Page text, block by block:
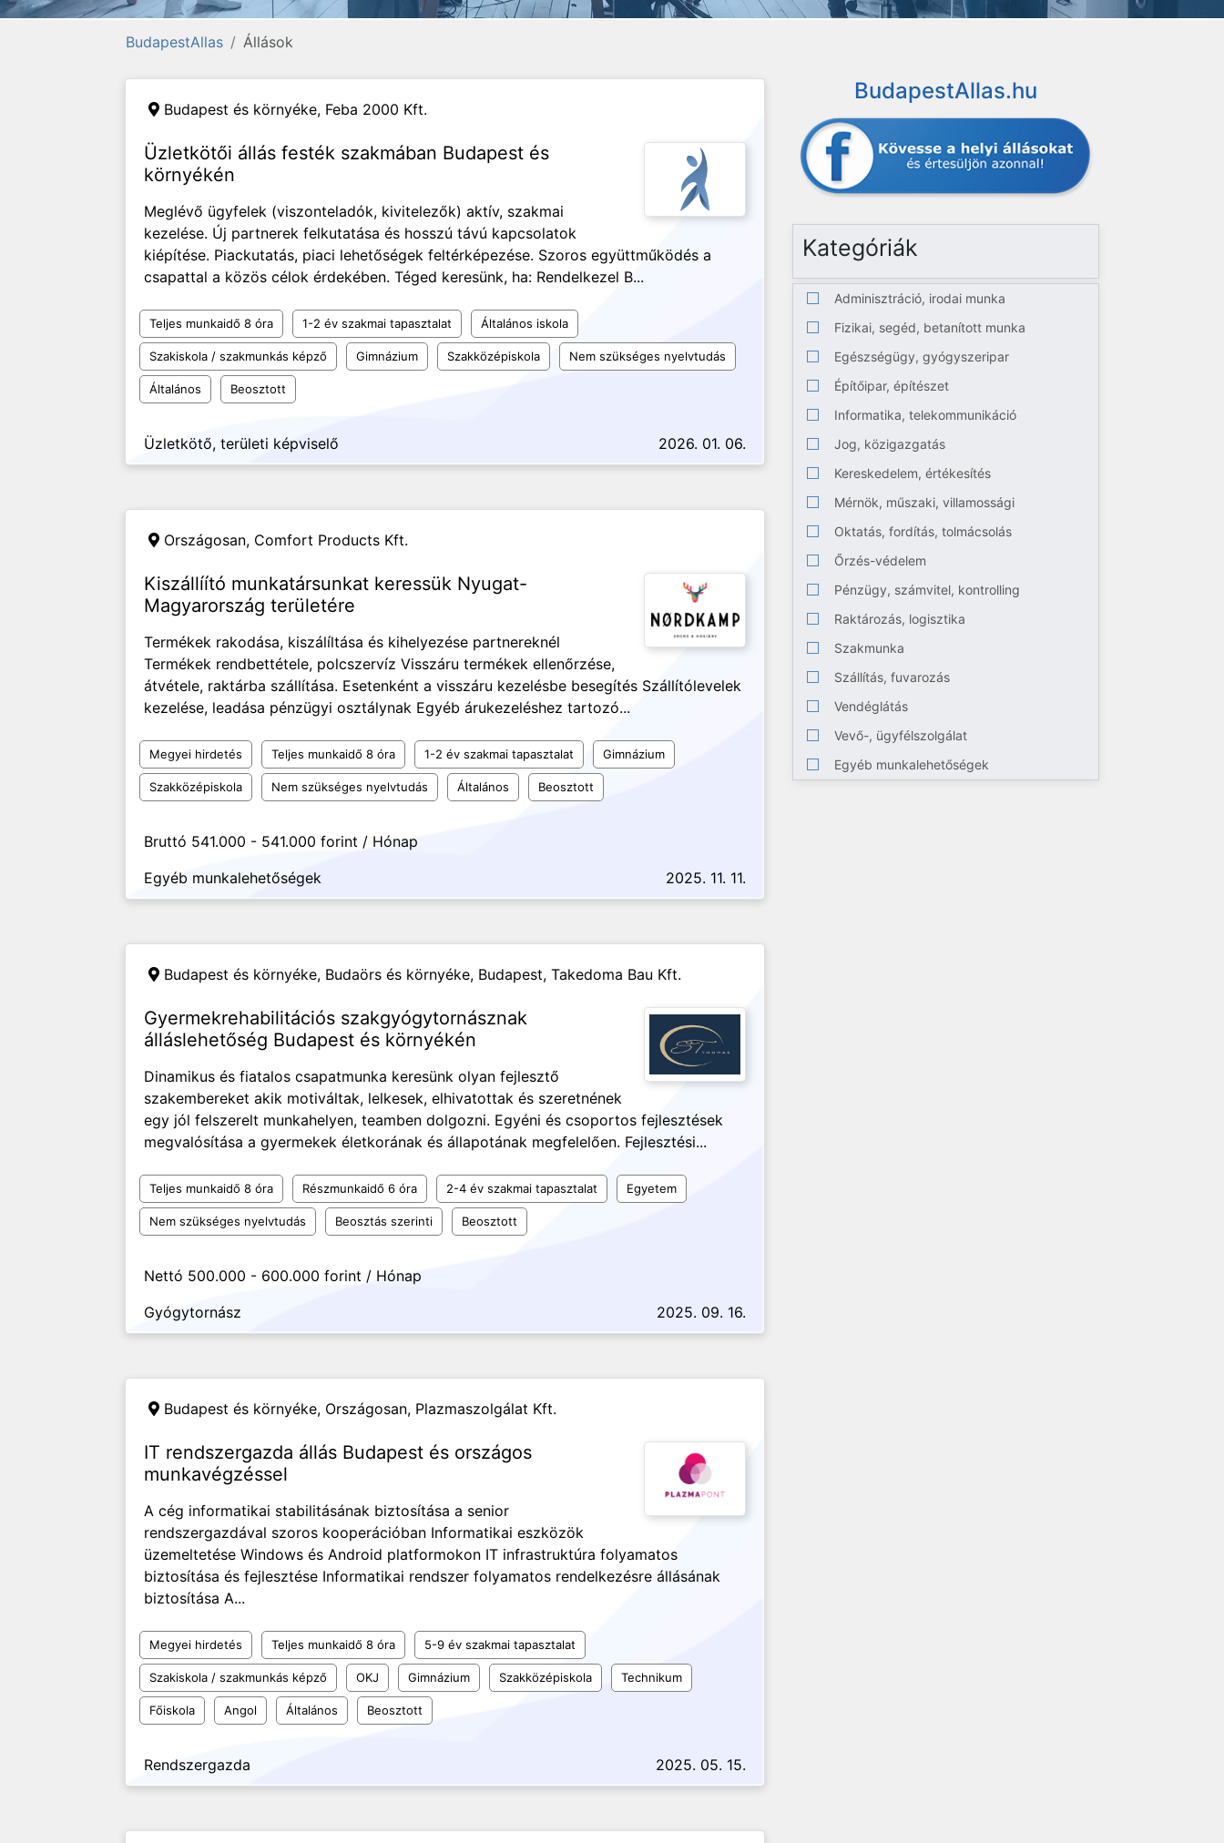
BudapestAllas Állások
Budapest és környéke, Feba 2000 Kft.
Üzletkötői állás festék szakmában Budapest és
környékén
Meglévő ügyfelek (viszonteladók, kivitelezők) aktív, szakmai
kezelése. Új partnerek felkutatása és hosszú távú kapcsolatok
kiépítése. Piackutatás, piaci lehetőségek feltérképezése. Szoros együttműködés a
csapattal a közös célok érdekében. Téged keresünk, ha: Rendelkezel B...
Teljes munkaidő 8 óra 1-2 év szakmai tapasztalat Általános iskola
Szakiskola / szakmunkás képző Gimnázium Szakközépiskola Nem szükséges nyelvtudás
Általános Beosztott
Üzletkötő, területi képviselő 2026. 01. 06.
Országosan, Comfort Products Kft.
Kiszállíító munkatársunkat keressük Nyugat-
Magyarország területére
Termékek rakodása, kiszálíltása és kihelyezése partnereknél
Termékek rendbettétele, polcszervíz Visszáru termékek ellenőrzése,
átvétele, raktárba szállítása. Esetenként a visszáru kezelésbe besegítés Szállítólevelek
kezelése, leadása pénzügyi osztálynak Egyéb árukezeléshez tartozó...
Megyei hirdetés Teljes munkaidő 8 óra 1-2 év szakmai tapasztalat Gimnázium
Szakközépiskola Nem szükséges nyelvtudás Általános Beosztott
Bruttó 541.000 - 541.000 forint / Hónap
Egyéb munkalehetőségek
2025. 11. 11.
Budapest és környéke, Budaörs és környéke, Budapest, Takedoma Bau Kft.
Gyermekrehabilitációs szakgyógytornásznak
álláslehetőség Budapest és környékén
Dinamikus és fiatalos csapatmunka keresünk olyan fejlesztő
szakembereket akik motiváltak, lelkesek, elhivatottak és szeretnének
egy jól felszerelt munkahelyen, teamben dolgozni. Egyéni és csoportos fejlesztések
megvalósítása a gyermekek életkorának és állapotának megfelelően. Fejlesztési...
Teljes munkaidő 8 óra Részmunkaidő 6 óra 2-4 év szakmai tapasztalat Egyetem
Nem szükséges nyelvtudás Beosztás szerinti Beosztott
Nettó 500.000 - 600.000 forint / Hónap
Gyógytornász
2025. 09. 16.
Budapest és környéke, Országosan, Plazmaszolgálat Kft.
IT rendszergazda állás Budapest és országos
munkavégzéssel
A cég informatikai stabilitásának biztosítása a senior
rendszergazdával szoros kooperációban Informatikai eszközök
üzemeltetése Windows és Android platformokon IT infrastruktúra folyamatos
biztosítása és fejlesztése Informatikai rendszer folyamatos rendelkezésre állásának
biztosítása A...
Megyei hirdetés Teljes munkaidő 8 óra 5-9 év szakmai tapasztalat
Szakiskola / szakmunkás képző OKJ Gimnázium Szakközépiskola Technikum
Főiskola Angol Általános Beosztott
Rendszergazda 2025. 05. 15.
BudapestAllas.hu
Kategóriák
Adminisztráció, irodai munka
Fizikai, segéd, betanított munka
Egészségügy, gyógyszeripar
Építőipar, építészet
Informatika, telekommunikáció
Jog, közigazgatás
Kereskedelem, értékesítés
Mérnök, műszaki, villamossági
Oktatás, fordítás, tolmácsolás
Őrzés-védelem
Pénzügy, számvitel, kontrolling
Raktározás, logisztika
Szakmunka
Szállítás, fuvarozás
Vendéglátás
Vevő-, ügyfélszolgálat
Egyéb munkalehetőségek